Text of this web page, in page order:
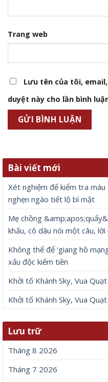
Trang web
Lưu tên của tôi,
duyệt này cho lần bình
Bài viết mới
Xét nghiệm để kiểm tra
nghẹn ngào tiết lộ bí mật
Mẹ chồng
khấu, cô dâu nói một câu,
Không thể để ‘giang hồ
xấu độc kiếm tiền
Khởi tố Khánh Sky, Vua
Khởi tố Khánh Sky, Vua
Lưu trữ
Tháng 8 2026
Tháng 7 2026